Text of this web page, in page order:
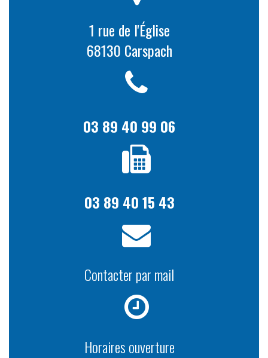
1 rue de l'Église
68130 Carspach
03 89 40 99 06
03 89 40 15 43
Contacter par mail
Horaires ouverture